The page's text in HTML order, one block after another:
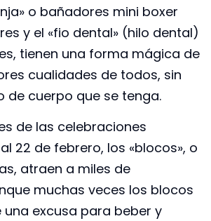
o bañadores mini boxer
y el «fio dental» (hilo dental)
tienen una forma mágica de
cualidades de todos, sin
de cuerpo que se tenga.
de las celebraciones
22 de febrero, los «blocos», o
atraen a miles de
muchas veces los blocos
excusa para beber y